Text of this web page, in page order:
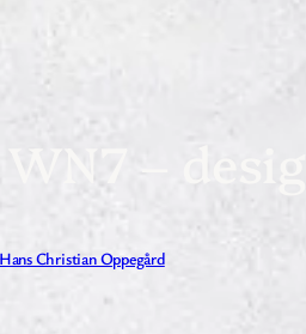
WN7 –
Hans Christian Oppegård